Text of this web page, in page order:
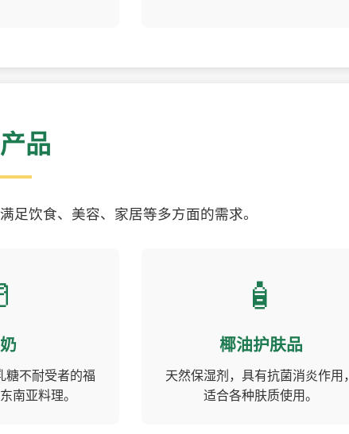
品
足饮食、美容、家居等多方面的需求。
糖不耐受者的福
南亚料理。
🧴
椰油护肤品
天然保湿剂，具有抗菌消炎作用，
适合各种肤质使用。